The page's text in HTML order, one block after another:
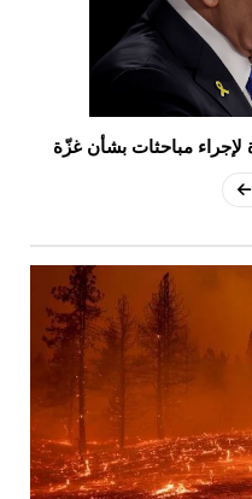
لإجراء مباحثات بشأن غزّة